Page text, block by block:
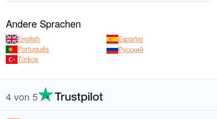
Andere Sprachen
English
Español
Português
Русский
Türkçe
4 von 5